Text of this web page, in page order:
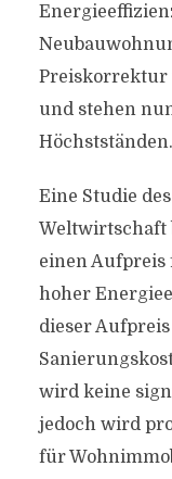
Preiskorrektur
und stehen
Höchstständen.
Eine Studie
Weltwirtschaft
einen
hoher
dieser
wird keine
jedoch wird
für